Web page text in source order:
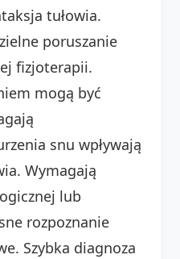
tułowia.
poruszanie
fizjoterapii.
mogą być
snu wpływają
Wymagają
lub
rozpoznanie
Szybka diagnoza